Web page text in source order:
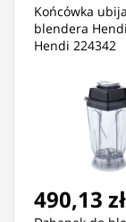
Końcówka
blendera
Hendi 224342
490,13 zł